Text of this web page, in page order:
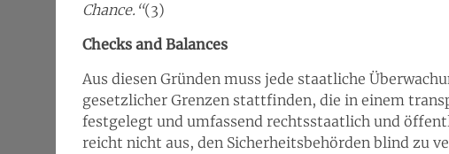
Chance.“(3)
Checks and Balances
Aus diesen Gründen muss jede staatliche
gesetzlicher Grenzen stattfinden, die in einem
festgelegt und umfassend rechtsstaatlich und
reicht nicht aus, den Sicherheitsbehörden blind zu